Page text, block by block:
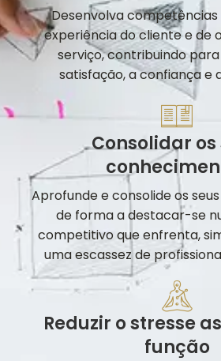
Desenvolva
experiência do cliente e de
serviço, contribuindo
satisfação, a confiança e
Consolidar os
Aprofunde e consolide os
de forma a destacar-se
competitivo que enfrenta,
uma escassez de
Reduzir o stresse
função